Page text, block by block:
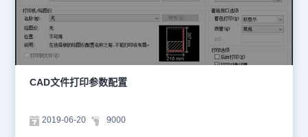
CAD文件打印参数配置
2019-06-20 9000